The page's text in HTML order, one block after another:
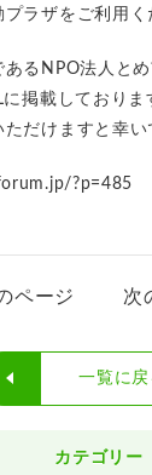
ラザをご利用く
るNPO法人と
掲載しておりま
だけますと幸い
?p=485
ページ 次
一覧に戻
カテゴリー